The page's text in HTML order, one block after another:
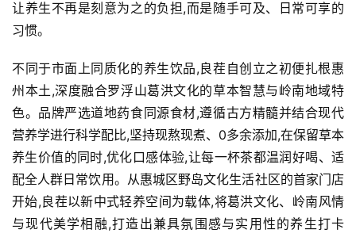
让养生不再是刻意为之的负担,而是随手可及、日常可享的
习惯。
不同于市面上同质化的养生饮品,良茬自创立之初便扎根惠
州本土,深度融合罗浮山葛洪文化的草本智慧与岭南地域特
色。品牌严选道地药食同源食材,遵循古方精髓并结合现代
营养学进行科学配比,坚持现熬现煮、0多余添加,在保留草本
养生价值的同时,优化口感体验,让每一杯茶都温润好喝、适
配全人群日常饮用。从惠城区野岛文化生活社区的首家门店
开始,良茬以新中式轻养空间为载体,将葛洪文化、岭南风情
与现代美学相融,打造出兼具氛围感与实用性的养生打卡